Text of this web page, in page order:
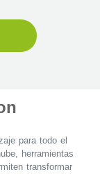
para todo el
herramientas
transformar